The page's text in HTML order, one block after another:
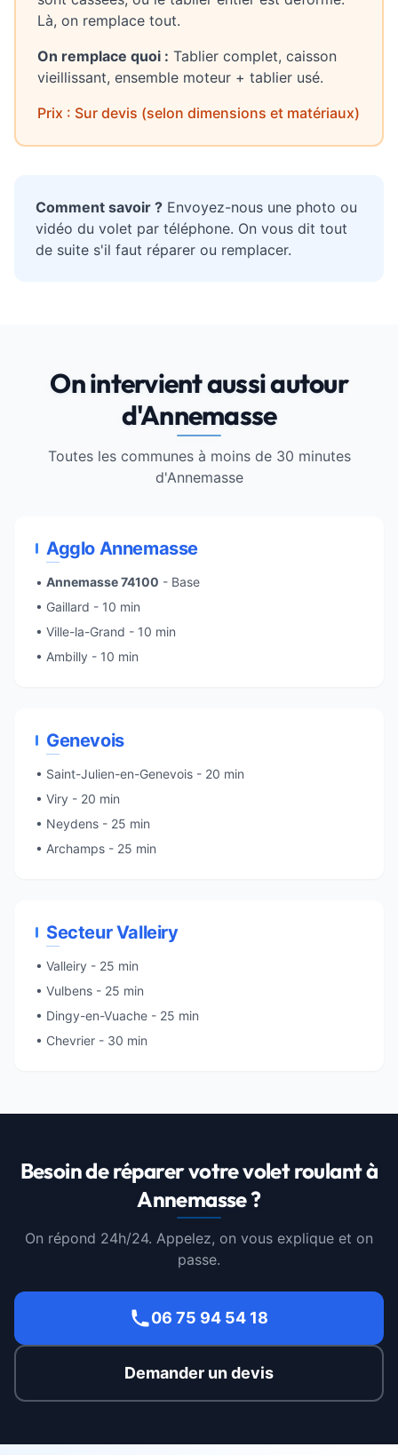
Là, on remplace tout.
On remplace quoi : Tablier complet, caisson
vieillissant, ensemble moteur + tablier usé.
Prix : Sur devis (selon dimensions et matériaux)
Comment savoir ? Envoyez-nous une photo ou
vidéo du volet par téléphone. On vous dit tout
de suite s'il faut réparer ou remplacer.
On intervient aussi autour
d'Annemasse
Toutes les communes à moins de 30 minutes
d'Annemasse
Agglo Annemasse
• Annemasse 74100 - Base
• Gaillard - 10 min
• Ville-la-Grand - 10 min
• Ambilly - 10 min
Genevois
• Saint-Julien-en-Genevois - 20 min
• Viry - 20 min
• Neydens - 25 min
• Archamps - 25 min
Secteur Valleiry
• Valleiry - 25 min
• Vulbens - 25 min
• Dingy-en-Vuache - 25 min
• Chevrier - 30 min
Besoin de réparer votre volet roulant à
Annemasse ?
On répond 24h/24. Appelez, on vous explique et on
passe.
06 75 94 54 18
Demander un devis